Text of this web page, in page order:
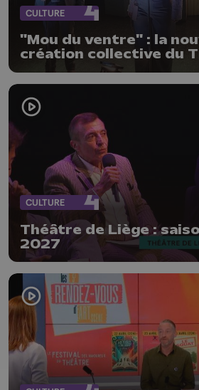
CULTURE
"Mou du ventre" : la
création collective du
Renaissance
CULTURE
Théâtre de Liège :
2027